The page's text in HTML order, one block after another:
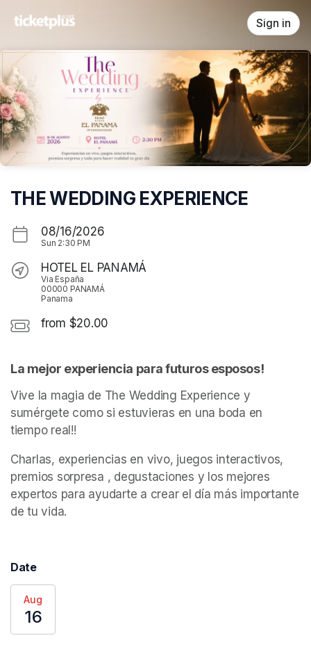
Sign in
THE WEDDING EXPERIENCE
08/16/2026
Sun 2:30 PM
HOTEL EL PANAMÁ
Via España
00000 PANAMÁ
Panama
from $20.00
La mejor experiencia para futuros esposos!
Vive la magia de The Wedding Experience y
sumérgete como si estuvieras en una boda en
tiempo real!!
Charlas, experiencias en vivo, juegos interactivos,
premios sorpresa , degustaciones y los mejores
expertos para ayudarte a crear el día más importante
de tu vida.
Date
Aug
16